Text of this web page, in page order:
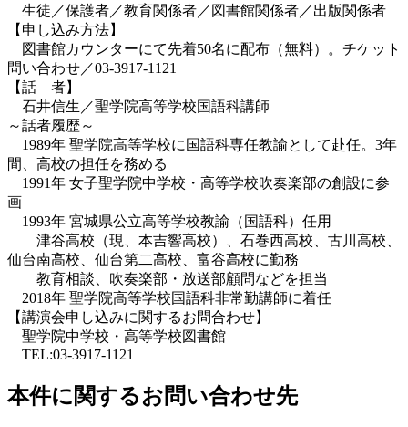
生徒／保護者／教育関係者／図書館関係者／出版関係者
【申し込み方法】
図書館カウンターにて先着50名に配布（無料）。チケット
問い合わせ／03-3917-1121
【話 者】
石井信生／聖学院高等学校国語科講師
～話者履歴～
1989年 聖学院高等学校に国語科専任教諭として赴任。3年
間、高校の担任を務める
1991年 女子聖学院中学校・高等学校吹奏楽部の創設に参
画
1993年 宮城県公立高等学校教諭（国語科）任用
津谷高校（現、本吉響高校）、石巻西高校、古川高校、
仙台南高校、仙台第⼆高校、富谷高校に勤務
教育相談、吹奏楽部・放送部顧問などを担当
2018年 聖学院高等学校国語科非常勤講師に着任
【講演会申し込みに関するお問合わせ】
聖学院中学校・高等学校図書館
TEL:03-3917-1121
本件に関するお問い合わせ先